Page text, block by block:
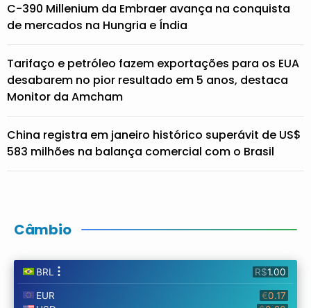
C-390 Millenium da Embraer avança na conquista
de mercados na Hungria e Índia
Tarifaço e petróleo fazem exportações para os EUA
desabarem no pior resultado em 5 anos, destaca
Monitor da Amcham
China registra em janeiro histórico superávit de US$
583 milhões na balança comercial com o Brasil
Câmbio